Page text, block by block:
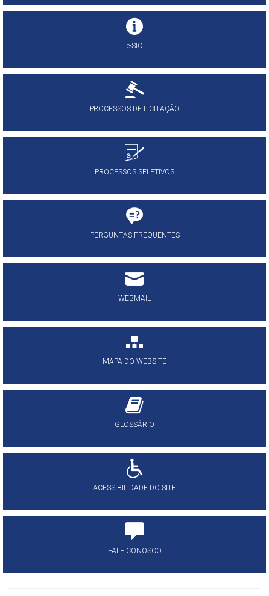
e-SIC
PROCESSOS DE LICITAÇÃO
PROCESSOS SELETIVOS
PERGUNTAS FREQUENTES
WEBMAIL
MAPA DO WEBSITE
GLOSSÁRIO
ACESSIBILIDADE DO SITE
FALE CONOSCO